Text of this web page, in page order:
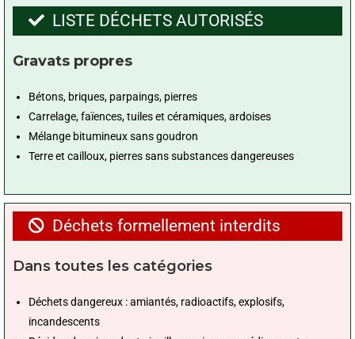
LISTE DÉCHETS AUTORISÉS
Gravats propres
Bétons, briques, parpaings, pierres
Carrelage, faïences, tuiles et céramiques, ardoises
Mélange bitumineux sans goudron
Terre et cailloux, pierres sans substances dangereuses
Déchets formellement interdits
Dans toutes les catégories
Déchets dangereux : amiantés, radioactifs, explosifs,
incandescents